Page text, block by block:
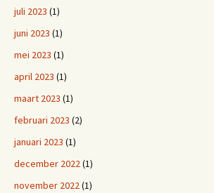
juli 2023 (1)
juni 2023 (1)
mei 2023 (1)
april 2023 (1)
maart 2023 (1)
februari 2023 (2)
januari 2023 (1)
december 2022(1)
november 2022(1)